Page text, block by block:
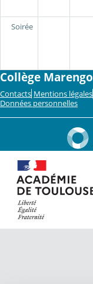
Soirée
Collège Marengo
Contacts Mentions légales
Données personnelles